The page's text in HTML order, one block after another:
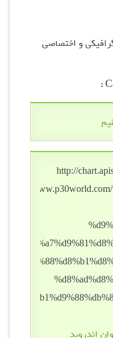
و اختصاصی
اندروید